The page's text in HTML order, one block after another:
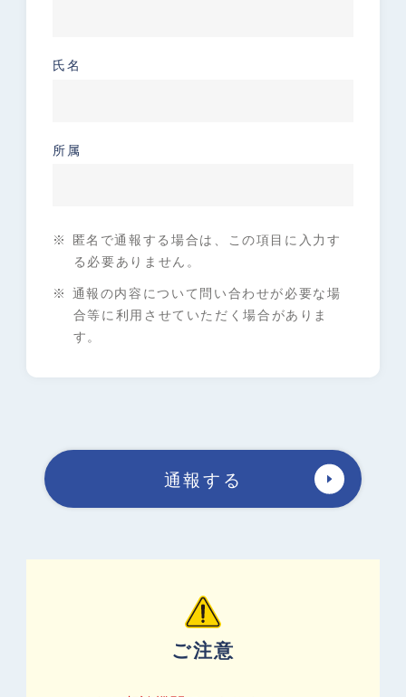
※ 匿名で通報する場合は、この項目に入力す
る必要ありません。
※ 通報の内容について問い合わせが必要な場
合等に利用させていただく場合がありま
す。
氏名
所属
通報する
ご注意